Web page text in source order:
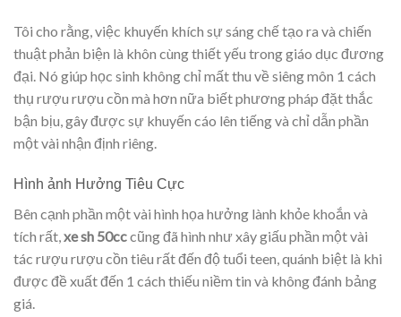
Tôi cho rằng, việc khuyến khích sự sáng chế tạo ra và chiến
thuật phản biện là khôn cùng thiết yếu trong giáo dục đương
đại. Nó giúp học sinh không chỉ mất thu về siêng môn 1 cách
thụ rượu rượu cồn mà hơn nữa biết phương pháp đặt thắc
bận bịu, gây được sự khuyến cáo lên tiếng và chỉ dẫn phần
một vài nhận định riêng.
Hình ảnh Hưởng Tiêu Cực
Bên cạnh phần một vài hình họa hưởng lành khỏe khoắn và
tích rất, xe sh 50cccũng đã hình như xây giấu phần một vài
tác rượu rượu cồn tiêu rất đến độ tuổi teen, quánh biệt là khi
được đề xuất đến 1 cách thiếu niềm tin và không đánh bảng
giá.